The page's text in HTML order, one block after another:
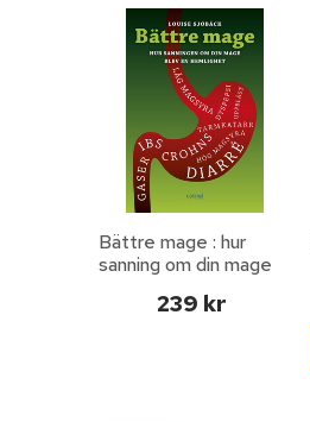
Bättre mage : hur
sanning om din mage
239 kr